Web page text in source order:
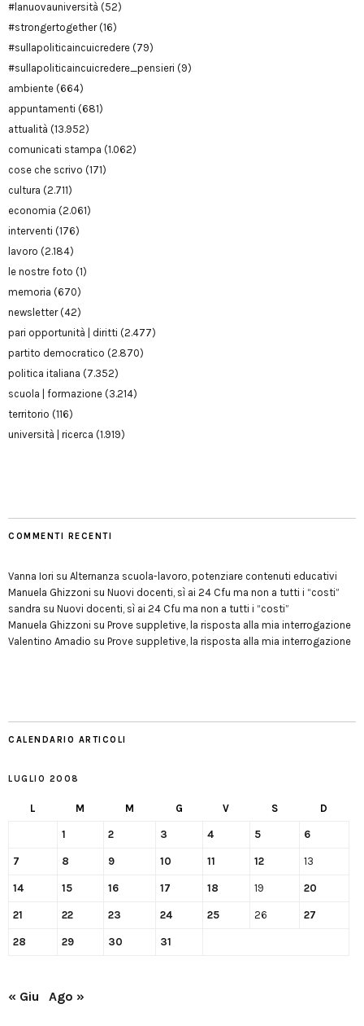
#lanuovauniversità (52)
#strongertogether(16)
#sullapoliticaincuicredere (79)
#sullapoliticaincuicredere_pensieri (9)
ambiente (664)
appuntamenti (681)
attualità (13.952)
comunicati stampa (1.062)
cose che scrivo (171)
cultura (2.711)
economia (2.061)
interventi (176)
lavoro (2.184)
le nostre foto (1)
memoria (670)
newsletter(42)
pari opportunità | diritti (2.477)
partito democratico (2.870)
politica italiana (7.352)
scuola | formazione (3.214)
territorio (116)
università | ricerca (1.919)
COMMENTI RECENTI
Vanna Iori su Alternanza scuola-lavoro, potenziare contenuti educativi
Manuela Ghizzoni su Nuovi docenti, sì ai 24 Cfu ma non a tutti i “costi”
sandra su Nuovi docenti, sì ai 24 Cfu ma non a tutti i “costi”
Manuela Ghizzoni su Prove suppletive, la risposta alla mia interrogazione
Valentino Amadio su Prove suppletive, la risposta alla mia interrogazione
CALENDARIO ARTICOLI
LUGLIO 2008
L M M G V S D
1 2 3 4 5 6
7 8 9 10 11 12 13
14 15 16 17 18 19 20
21 22 23 24 25 26 27
28 29 30 31
« Giu Ago »